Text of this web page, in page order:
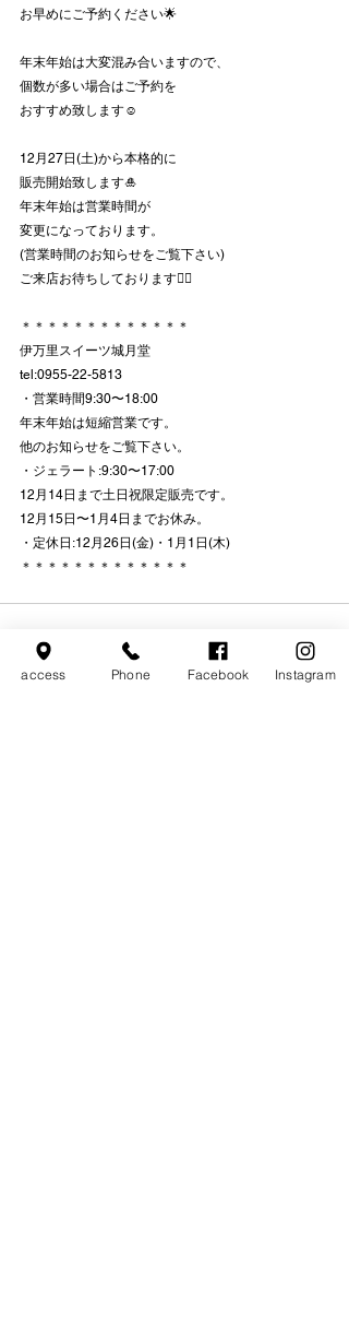
お早めにご予約ください🌟
年末年始は大変混み合いますので、
個数が多い場合はご予約を
おすすめ致します☺️
12月27日(土)から本格的に
販売開始致します🎍
年末年始は営業時間が
変更になっております。
(営業時間のお知らせをご覧下さい)
ご来店お待ちしております🙇‍♀️
＊＊＊＊＊＊＊＊＊＊＊＊＊
伊万里スイーツ城月堂
tel:0955-22-5813
・営業時間9:30〜18:00
年末年始は短縮営業です。
他のお知らせをご覧下さい。
・ジェラート:9:30〜17:00
12月14日まで土日祝限定販売です。
12月15日〜1月4日までお休み。
・定休日:12月26日(金)・1月1日(木)
＊＊＊＊＊＊＊＊＊＊＊＊＊
access Phone Facebook Instagram